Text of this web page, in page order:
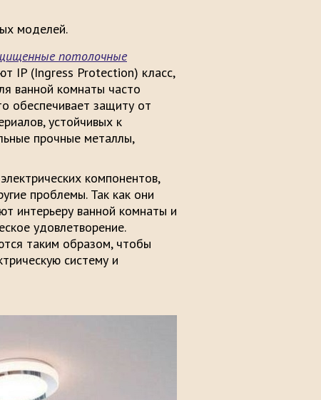
моделей.
потолочные
IP (Ingress Protection) класс,
ванной комнаты часто
обеспечивает защиту от
устойчивых к
прочные металлы,
компонентов,
проблемы. Так как они
интерьеру ванной комнаты и
удовлетворение.
таким образом, чтобы
систему и